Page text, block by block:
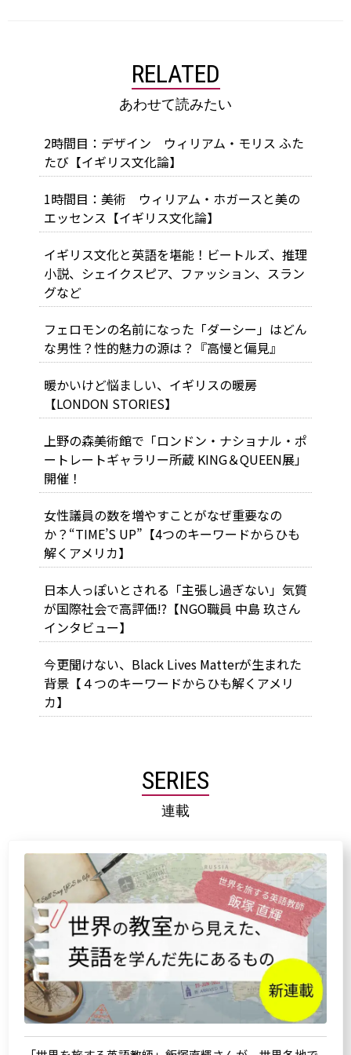
RELATED
あわせて読みたい
2時間目：デザイン ウィリアム・モリス ふた
たび【イギリス文化論】
1時間目：美術 ウィリアム・ホガースと美の
エッセンス【イギリス文化論】
イギリス文化と英語を堪能！ビートルズ、推理
小説、シェイクスピア、ファッション、スラン
グなど
フェロモンの名前になった「ダーシー」はどん
な男性？性的魅力の源は？『高慢と偏見』
暖かいけど悩ましい、イギリスの暖房
【LONDON STORIES】
上野の森美術館で「ロンドン・ナショナル・ポ
ートレートギャラリー所蔵 KING＆QUEEN展」
開催！
女性議員の数を増やすことがなぜ重要なの
か？“TIME’S UP”【4つのキーワードからひも
解くアメリカ】
日本人っぽいとされる「主張し過ぎない」気質
が国際社会で高評価!?【NGO職員 中島 玖さん
インタビュー】
今更聞けない、Black Lives Matterが生まれた
背景【４つのキーワードからひも解くアメリ
カ】
SERIES
連載